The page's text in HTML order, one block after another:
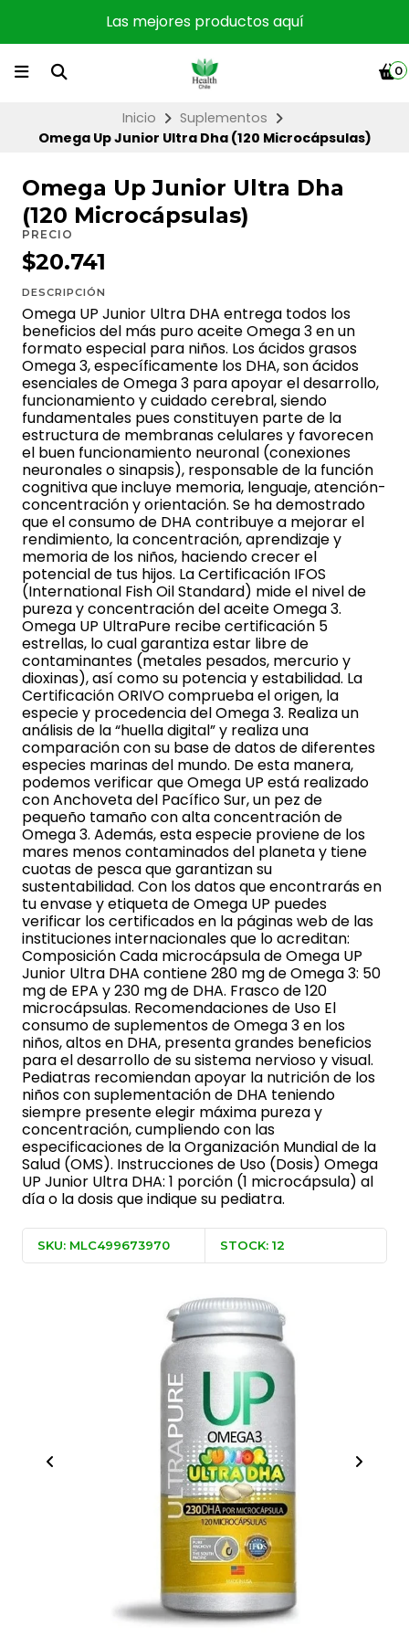
Las mejores productos aquí
0
Inicio
Suplementos
Omega Up Junior Ultra Dha (120 Microcápsulas)
Omega Up Junior Ultra Dha
(120 Microcápsulas)
PRECIO
$20.741
DESCRIPCIÓN
Omega UP Junior Ultra DHA entrega todos los
beneficios del más puro aceite Omega 3 en un
formato especial para niños. Los ácidos grasos
Omega 3, específicamente los DHA, son ácidos
esenciales de Omega 3 para apoyar el desarrollo,
funcionamiento y cuidado cerebral, siendo
fundamentales pues constituyen parte de la
estructura de membranas celulares y favorecen
el buen funcionamiento neuronal (conexiones
neuronales o sinapsis), responsable de la función
cognitiva que incluye memoria, lenguaje, atención-
concentración y orientación. Se ha demostrado
que el consumo de DHA contribuye a mejorar el
rendimiento, la concentración, aprendizaje y
memoria de los niños, haciendo crecer el
potencial de tus hijos. La Certificación IFOS
(International Fish Oil Standard) mide el nivel de
pureza y concentración del aceite Omega 3.
Omega UP UltraPure recibe certificación 5
estrellas, lo cual garantiza estar libre de
contaminantes (metales pesados, mercurio y
dioxinas), así como su potencia y estabilidad. La
Certificación ORIVO comprueba el origen, la
especie y procedencia del Omega 3. Realiza un
análisis de la “huella digital” y realiza una
comparación con su base de datos de diferentes
especies marinas del mundo. De esta manera,
podemos verificar que Omega UP está realizado
con Anchoveta del Pacífico Sur, un pez de
pequeño tamaño con alta concentración de
Omega 3. Además, esta especie proviene de los
mares menos contaminados del planeta y tiene
cuotas de pesca que garantizan su
sustentabilidad. Con los datos que encontrarás en
tu envase y etiqueta de Omega UP puedes
verificar los certificados en la páginas web de las
instituciones internacionales que lo acreditan:
Composición Cada microcápsula de Omega UP
Junior Ultra DHA contiene 280 mg de Omega 3: 50
mg de EPA y 230 mg de DHA. Frasco de 120
microcápsulas. Recomendaciones de Uso El
consumo de suplementos de Omega 3 en los
niños, altos en DHA, presenta grandes beneficios
para el desarrollo de su sistema nervioso y visual.
Pediatras recomiendan apoyar la nutrición de los
niños con suplementación de DHA teniendo
siempre presente elegir máxima pureza y
concentración, cumpliendo con las
especificaciones de la Organización Mundial de la
Salud (OMS). Instrucciones de Uso (Dosis) Omega
UP Junior Ultra DHA: 1 porción (1 microcápsula) al
día o la dosis que indique su pediatra.
SKU: MLC499673970 STOCK: 12